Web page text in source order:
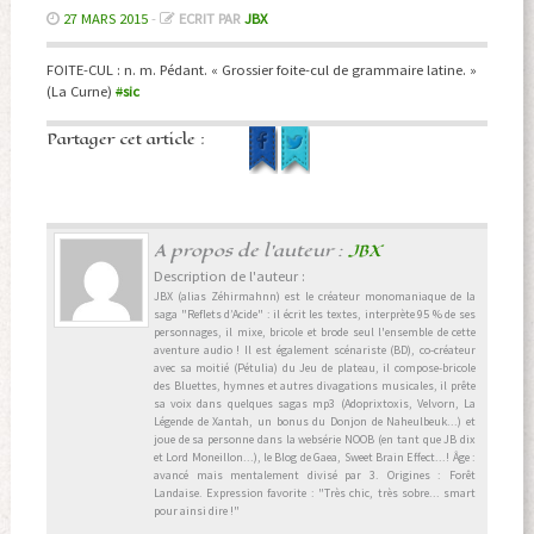
27 MARS 2015- ECRIT PAR JBX
FOITE-CUL : n. m. Pédant. « Grossier foite-cul de grammaire latine. »
(La Curne) #sic
Partager cet article :
A propos de l'auteur :JBX
Description de l'auteur :
JBX (alias Zéhirmahnn) est le créateur monomaniaque de la
saga "Reflets d’Acide" : il écrit les textes, interprète 95 % de ses
personnages, il mixe, bricole et brode seul l'ensemble de cette
aventure audio ! Il est également scénariste (BD), co-créateur
avec sa moitié (Pétulia) du Jeu de plateau, il compose-bricole
des Bluettes, hymnes et autres divagations musicales, il prête
sa voix dans quelques sagas mp3 (Adoprixtoxis, Velvorn, La
Légende de Xantah, un bonus du Donjon de Naheulbeuk...) et
joue de sa personne dans la websérie NOOB (en tant que JB dix
et Lord Moneillon...), le Blog de Gaea, Sweet Brain Effect...! Âge :
avancé mais mentalement divisé par 3. Origines : Forêt
Landaise. Expression favorite : "Très chic, très sobre... smart
pour ainsi dire !"